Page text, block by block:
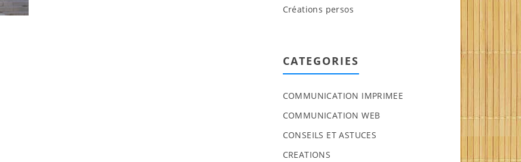
Créations persos
CATEGORIES
COMMUNICATION IMPRIMEE
COMMUNICATION WEB
CONSEILS ET ASTUCES
CREATIONS